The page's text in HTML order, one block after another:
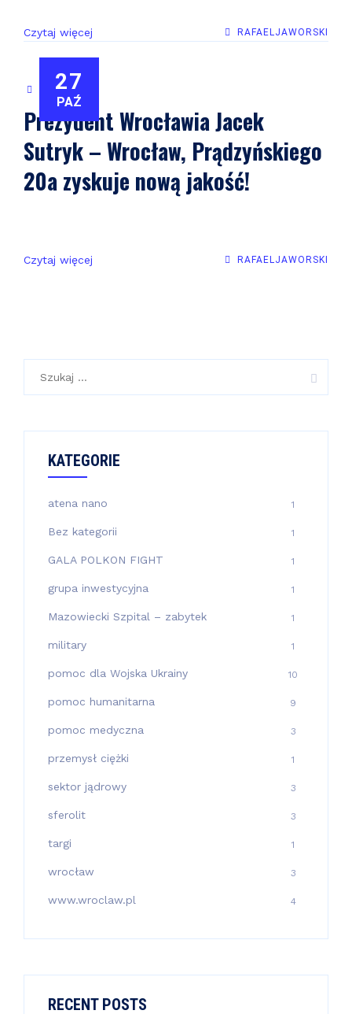
Czytaj więcej RAFAELJAWORSKI
27
PAŹ
WROCŁAW
Prezydent Wrocławia Jacek
Sutryk – Wrocław, Prądzyńskiego
20a zyskuje nową jakość!
Czytaj więcej RAFAELJAWORSKI
KATEGORIE
atena nano 1
Bez kategorii 1
GALA POLKON FIGHT 1
grupa inwestycyjna 1
Mazowiecki Szpital – zabytek 1
military 1
pomoc dla Wojska Ukrainy 10
pomoc humanitarna 9
pomoc medyczna 3
przemysł ciężki 1
sektor jądrowy 3
sferolit 3
targi 1
wrocław 3
www.wroclaw.pl 4
RECENT POSTS